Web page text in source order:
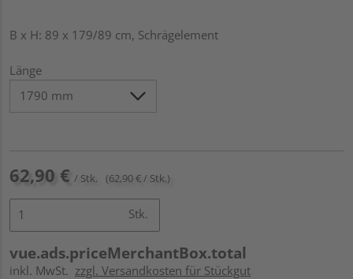
B x H: 89 x 179/89 cm, Schrägelement
Länge
62,90 € / Stk. (62,90 € / Stk.)
Stk.
vue.ads.priceMerchantBox.total
inkl. MwSt. zzgl. Versandkosten für Stückgut